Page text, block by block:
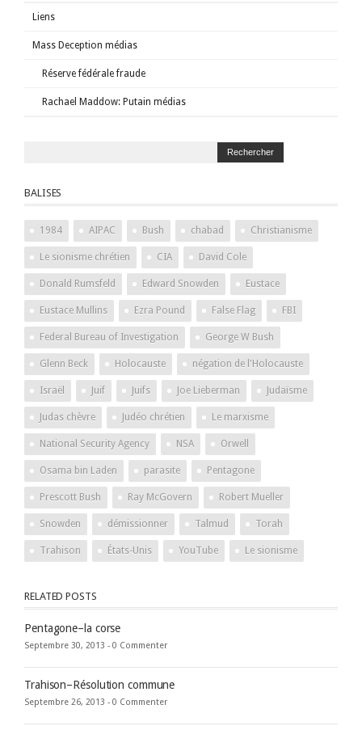
Liens
Mass Deception médias
Réserve fédérale fraude
Rachael Maddow: Putain médias
BALISES
1984 AIPAC Bush chabad Christianisme
Le sionisme chrétien CIA David Cole
Donald Rumsfeld Edward Snowden Eustace
Eustace Mullins Ezra Pound False Flag FBI
Federal Bureau of Investigation George W Bush
Glenn Beck Holocauste négation de l'Holocauste
Israël Juif Juifs Joe Lieberman Judaïsme
Judas chèvre Judéo chrétien Le marxisme
National Security Agency NSA Orwell
Osama bin Laden parasite Pentagone
Prescott Bush Ray McGovern Robert Mueller
Snowden démissionner Talmud Torah
Trahison États-Unis YouTube Le sionisme
RELATED POSTS
Pentagone–la corse
Septembre 30, 2013 - 0 Commenter
Trahison–Résolution commune
Septembre 26, 2013 - 0 Commenter